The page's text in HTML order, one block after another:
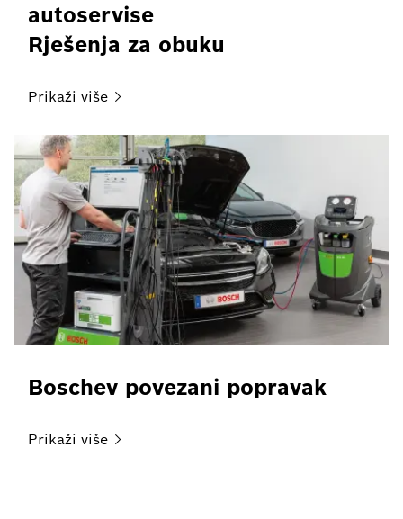
autoservise
Rješenja za obuku
Prikaži više
Boschev povezani popravak
Prikaži više